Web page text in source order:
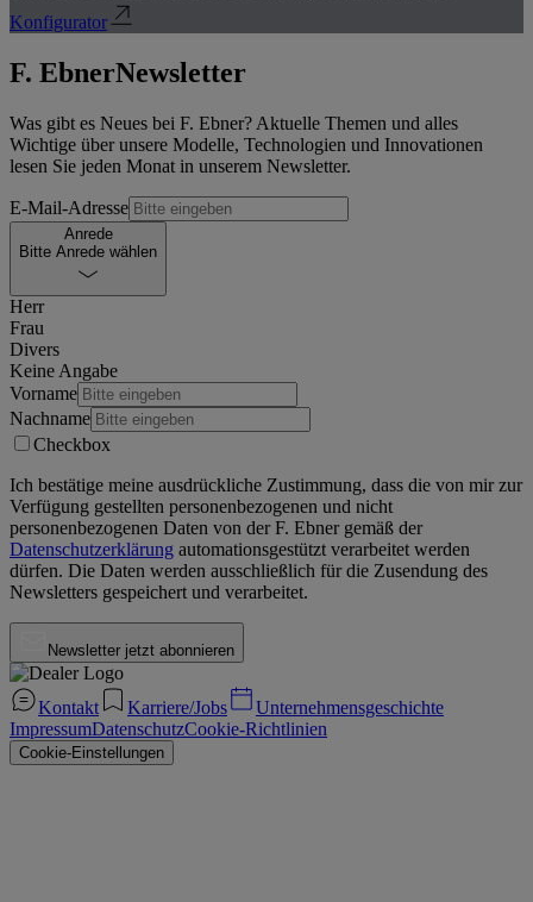
Konfigurator
F. EbnerNewsletter
Was gibt es Neues bei F. Ebner? Aktuelle Themen und alles
Wichtige über unsere Modelle, Technologien und Innovationen
lesen Sie jeden Monat in unserem Newsletter.
E-Mail-Adresse
Anrede
Bitte Anrede wählen
Herr
Frau
Divers
Keine Angabe
Vorname
Nachname
Checkbox
Ich bestätige meine ausdrückliche Zustimmung, dass die von mir zur
Verfügung gestellten personenbezogenen und nicht
personenbezogenen Daten von derF. Ebnergemäß der
Datenschutzerklärung automationsgestützt verarbeitet werden
dürfen. Die Daten werden ausschließlich für die Zusendung des
Newsletters gespeichert und verarbeitet.
Newsletter jetzt abonnieren
Kontakt Karriere/Jobs
Unternehmensgeschichte
ImpressumDatenschutzCookie-Richtlinien
Cookie-Einstellungen